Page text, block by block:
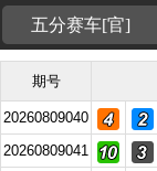
五分赛车[官]
期号
20260809040
20260809041